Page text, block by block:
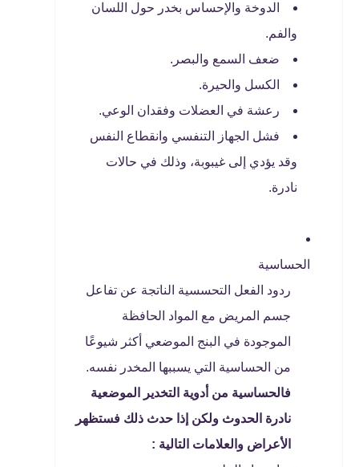
الدوخة والإحساس بخدر حول اللسان
والفم.
ضعف السمع والبصر.
الكسل والحيرة.
رعشة في العضلات وفقدان الوعي.
فشل الجهاز التنفسي وانقطاع النفس
وقد يؤدي إلى غيبوبة، وذلك في حالات
نادرة.
الحساسية
ردود الفعل التحسسية الناتجة عن تفاعل
جسم المريض مع المواد الحافظة
الموجودة في البنج الموضعي أكثر شيوعًا
من الحساسية التي يسببها المخدر نفسه.
فالحساسية من أدوية التخدير الموضعية
نادرة الحدوث ولكن إذا حدث ذلك فستظهر
الأعراض والعلامات التالية :